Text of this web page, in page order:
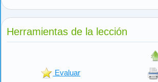
Herramientas de la lección
Evaluar